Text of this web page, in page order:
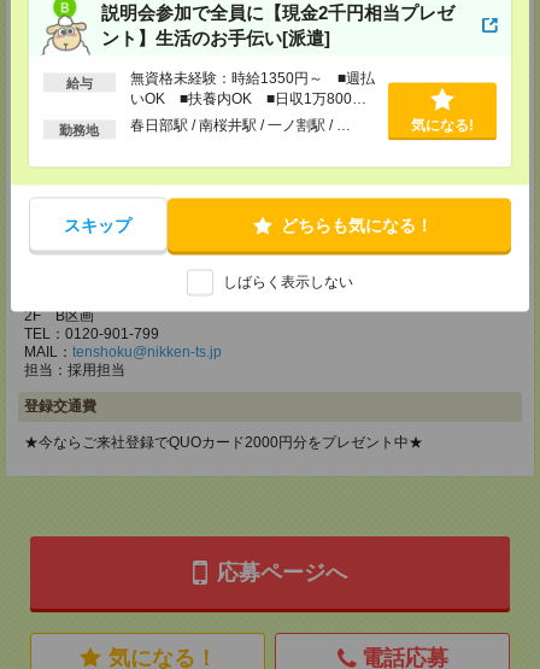
説明会参加で全員に【現金2千円相当プレゼ
ント】生活のお手伝い[派遣]
給与
無資格未経験：時給1350円～ ■週払
いOK ■扶養内OK ■日収1万800円
以上
勤務地 春日部駅 / 南桜井駅 / 一ノ割駅 / … 気になる!
スキップ どちらも気になる！
しばらく表示しない
メディカルケア事業部 立川事業部
東京都立川市錦町1-12-14
TEL：0120-934-200
MAIL：tenshoku@nikken-ts.jp
メディカルケア事業部 町田オフィス
東京都町田市森野1-7-23 大樹生命町田ビル6F
TEL：0120-453-285
MAIL：tenshoku@nikken-ts.jp
担当：採用担当
メディカルケア事業部 横浜オフィス
神奈川県横浜市保土ケ谷区神戸町134 横浜ビジネスパークサウスタワー
2F B区画
TEL：0120-901-799
MAIL： tenshoku@nikken-ts.jp
担当：採用担当
登録交通費
★今ならご来社登録でQUOカード2000円分をプレゼント中★
応募ページへ
気になる！ 電話応募